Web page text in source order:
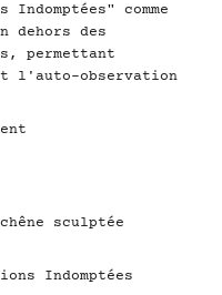
comme
dehors des
permettant
l'auto-observation
sculptée
Indomptées